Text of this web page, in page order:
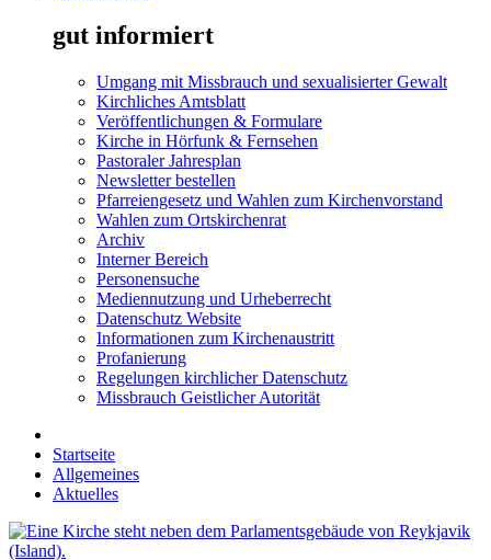
gut informiert
Umgang mit Missbrauch und sexualisierter Gewalt
Kirchliches Amtsblatt
Veröffentlichungen & Formulare
Kirche in Hörfunk & Fernsehen
Pastoraler Jahresplan
Newsletter bestellen
Pfarreiengesetz und Wahlen zum Kirchenvorstand
Wahlen zum Ortskirchenrat
Archiv
Interner Bereich
Personensuche
Mediennutzung und Urheberrecht
Datenschutz Website
Informationen zum Kirchenaustritt
Profanierung
Regelungen kirchlicher Datenschutz
Missbrauch Geistlicher Autorität
Startseite
Allgemeines
Aktuelles